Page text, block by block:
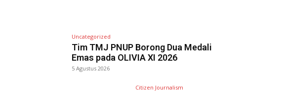
Uncategorized
Tim TMJ PNUP Borong Dua Medali
Emas pada OLIVIA XI 2026
5 Agustus 2026
Citizen Journalism